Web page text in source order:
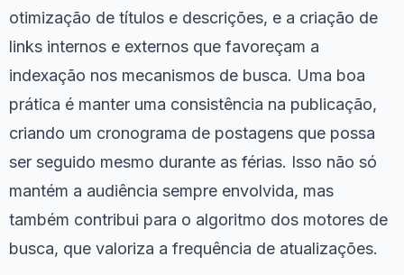
otimização de títulos e descrições, e a criação de
links internos e externos que favoreçam a
indexação nos mecanismos de busca. Uma boa
prática é manter uma consistência na publicação,
criando um cronograma de postagens que possa
ser seguido mesmo durante as férias. Isso não só
mantém a audiência sempre envolvida, mas
também contribui para o algoritmo dos motores de
busca, que valoriza a frequência de atualizações.